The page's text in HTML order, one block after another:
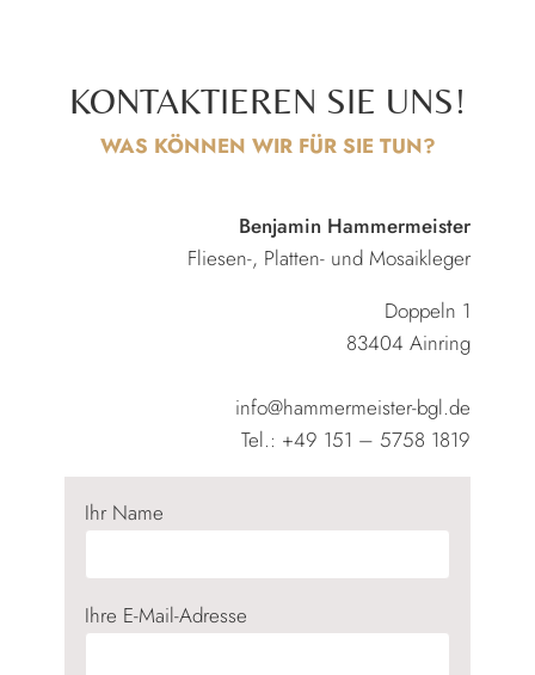
KONTAKTIEREN SIE UNS!
WAS KÖNNEN WIR FÜR SIE TUN?
Benjamin Hammermeister
Fliesen-, Platten- und Mosaikleger
Doppeln 1
83404 Ainring
info@hammermeister-bgl.de
Tel.: +49 151 – 5758 1819
Ihr Name
Ihre E-Mail-Adresse